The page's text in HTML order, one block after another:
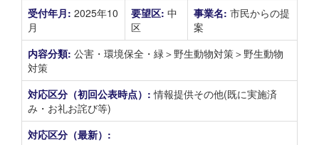
受付年月: 2025年10
月
要望区: 中
区
事業名: 市民からの提
案
内容分類: 公害・環境保全・緑＞野生動物対策＞野生動物
対策
対応区分（初回公表時点）:情報提供その他(既に実施済
み・お礼お詫び等)
対応区分（最新）: